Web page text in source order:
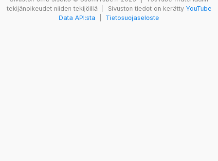
tekijänoikeudet niiden tekijöillä
Sivuston tiedot on kerätty YouTube
Data API:sta
Tietosuojaseloste